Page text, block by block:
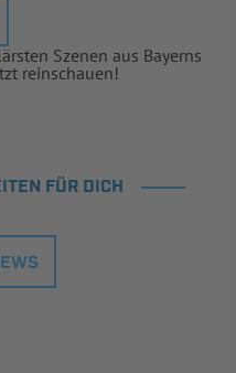
Szenen aus Bayerns
reinschauen!
FÜR DICH